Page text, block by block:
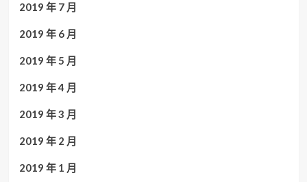
2019 年 7 月
2019 年 6 月
2019 年 5 月
2019 年 4 月
2019 年 3 月
2019 年 2 月
2019 年 1 月